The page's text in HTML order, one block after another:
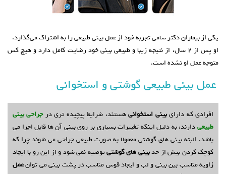
یکی از بیماران دکتر سامی تجربه خود از عمل بینی طبیعی را به اشتراک می‌گذارد.
او پس از ۲ سال، از نتیجه زیبا و طبیعی بینی خود رضایت کامل دارد و هیچ کس
متوجه عمل او نشده است.
عمل بینی طبیعی گوشتی و استخوانی
افرادی که دارایبینی استخوانیهستند، شرایط پیچیده تری درجراحی بینی
طبیعیدارند، به دلیل اینکه تغییرات بسیاری بر روی بینی آن ها قابل اجرا می
باشد. البته بینی های گوشتی معمولا به صورت طبیعی جراحی می شوند چرا که
کوچک کردن بیش از حدبینی های گوشتیتوصیه نمی شود و از این رو با ایجاد
زاویه مناسب بین بینی و لب و ایجاد قوس مناسب در پشت بینی می توانعمل